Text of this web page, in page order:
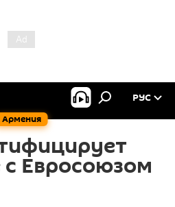
Армения
РУС
Евросоюзом